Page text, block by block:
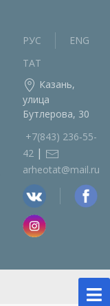
РУС
ENG
ТАТ
Казань,
улица
Бутлерова, 30
+7(843) 236‑55-
42 |
arheotat@mail.ru